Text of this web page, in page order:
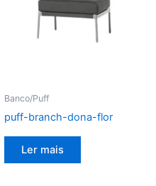
Banco/Puff
puff-branch-dona-flor
Ler mais